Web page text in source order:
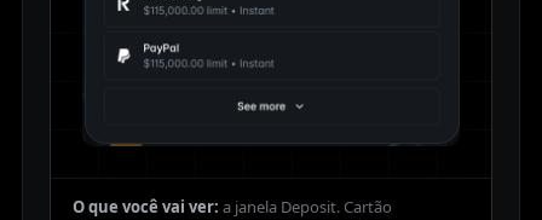
O que você vai ver: a janela Deposit. Cartão